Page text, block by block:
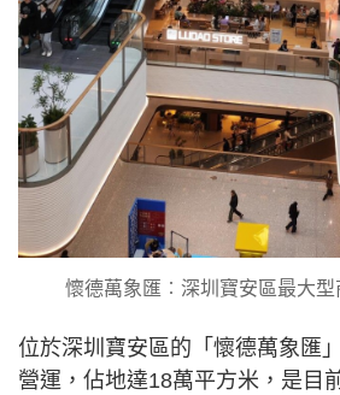
懷德萬象匯︰深圳寶安區最大
位於深圳寶安區的「懷德萬象匯
營運，佔地達18萬平方米，是目